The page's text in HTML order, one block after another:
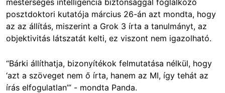
posztdoktori kutatója március 26-án azt mondta, hogy
az az állítás, miszerint a Grok 3 írta a tanulmányt, az
objektivitás látszatát kelti, ez viszont nem igazolható.
“Bárki állíthatja, bizonyítékok felmutatása nélkül, hogy
‘azt a szöveget nem ő írta, hanem az MI, így tehát az
írás elfogulatlan’” - mondta Panda.